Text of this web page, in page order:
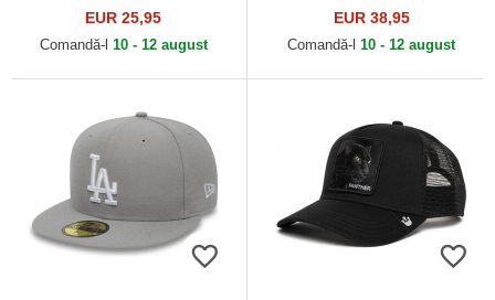
de New York Yankees MLB
de New Era
EUR 25,95
Comandă-l 10 - 12 august
Angeles Dodgers MLB de
New Era
EUR 38,95
Comandă-l 10 - 12 august